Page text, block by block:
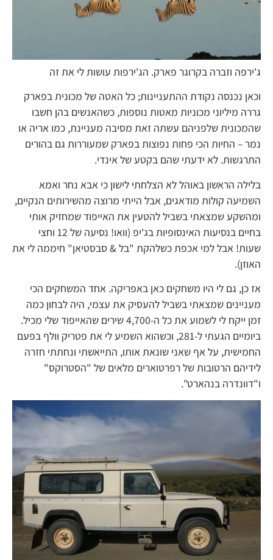
ג'ירפה וזברה בקרוגר פארק. הג'ירפות עושות לי את זה
וכאן נכנסה נקודת ההתעניינות; כל האטה של מכונית בפארק
גררה מיליוני מכוניות מאטות נוספות, כשהאנשים בהן חשבו
שהמכונית שלפניהם עשתה זאת מסיבה מעניינת, כמו אריה או
נמר – החיות הכי פחות נפוצות בפארק שמעוררות גם בהורים
התרגשות. לא ידעתי שהם בקטע של אינדי.
בלילה הראשון באוהל לא הצלחתי לישון כי אבא נחר ואמא
השמיעה קולות מודאגים, אבל הייתי מרוצה מהשירותים הנקיים,
ומהשקע שמצאתי בשביל להטעין את האייפוד שמחזיק אותי
בחיים בנסיעות האינסופיות בג'יפ (וואו! נסיעה של 12 וחצי
שעות! אבל למי אכפת כשלהקת "בל & סבסטיאן" חיממה לי את
האוזן).
אז כן, גם לי היו משחקים כאן באפריקה. אחד המשחקים הכי
מעניינים שמצאתי בשביל להעסיק את עצמי, היה לבחון כמה
זמן ייקח לי לשמוע את כל ה-4,700 שירים שהאייפוד שלי מכיל.
ביומיים הגעתי ל-281, וכשהוא השמיע לי את פטריק וולף בפעם
החמישית, על אף שאני שונאת אותו, התייאשתי ונחתתי חזרה
לידיהם הרטובות של רפרטוארים מלאים של "הסטרוקס"
ו"דוונדרה בנהארט".